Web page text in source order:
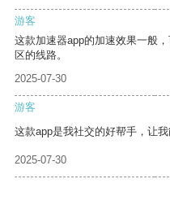
游客
这款加速器app的加速效果一般
区的线路。
2025-07-30
游客
这款app是我社交的好帮手，让
2025-07-30